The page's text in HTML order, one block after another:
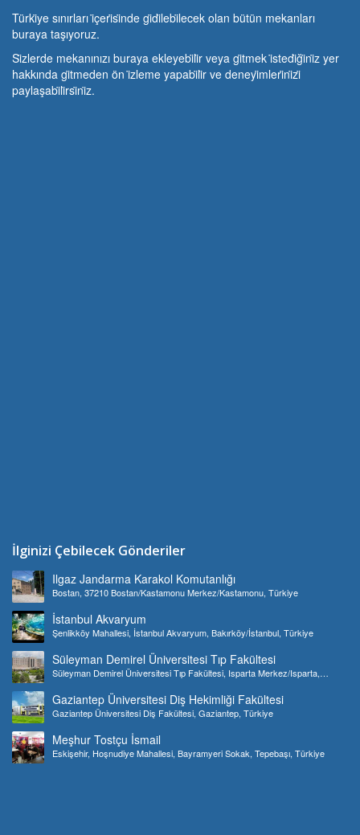
Türki̇ye sınırları i̇çeri̇si̇nde gi̇di̇lebi̇lecek olan bütün mekanları
buraya taşıyoruz.
Si̇zlerde mekanınızı buraya ekleyebi̇li̇r veya gi̇tmek i̇stedi̇ği̇ni̇z yer
hakkında gi̇tmeden ön i̇zleme yapabi̇li̇r ve deneyi̇mleri̇ni̇zi̇
paylaşabi̇li̇rsi̇ni̇z.
İlginizi Çebilecek Gönderiler
Ilgaz Jandarma Karakol Komutanlığı
Bostan, 37210 Bostan/Kastamonu Merkez/Kastamonu, Türkiye
İstanbul Akvaryum
Şenlikköy Mahallesi, İstanbul Akvaryum, Bakırköy/İstanbul, Türkiye
Süleyman Demirel Üniversitesi Tıp Fakültesi
Süleyman Demirel Üniversitesi Tıp Fakültesi, Isparta Merkez/Isparta,
Gaziantep Üniversitesi Diş Hekimliği Fakültesi
Gaziantep Üniversitesi Diş Fakültesi, Gaziantep, Türkiye
Meşhur Tostçu İsmail
Eskişehir, Hoşnudiye Mahallesi, Bayramyeri Sokak, Tepebaşı, Türkiye